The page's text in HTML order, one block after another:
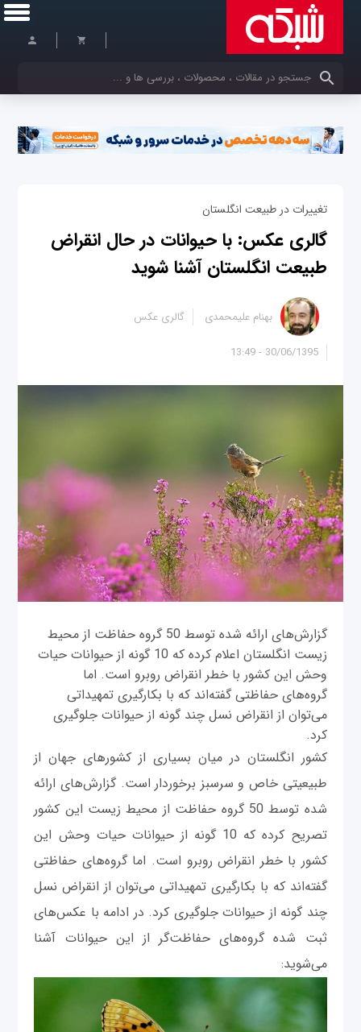
کلمات کلیدی خود را وارد کنید
تغییرات در طبیعت انگلستان
گالری عکس: با حیوانات در حال انقراض
طبیعت انگلستان آشنا شوید
30/06/1395 - 13:49
بهنام علیمحمدی گالری عکس
گزارش‌های ارائه شده توسط 50 گروه حفاظت از محیط
زیست انگلستان اعلام کرده که 10 گونه از حیوانات حیات
وحش این کشور با خطر انقراض روبرو است. اما
گروه‌های حفاظتی گفته‌اند که با بکارگیری تمهیداتی
می‌توان از انقراض نسل چند گونه از حیوانات جلوگیری
کرد.
کشور انگلستان در میان بسیاری از کشورهای جهان از
طبیعیتی خاص و سرسبز برخوردار است. گزارش‌های ارائه
شده توسط 50 گروه حفاظت از محیط زیست این کشور
تصریح کرده که 10 گونه از حیوانات حیات وحش این
کشور با خطر انقراض روبرو است. اما گروه‌های حفاظتی
گفته‌اند که با بکارگیری تمهیداتی می‌توان از انقراض نسل
چند گونه از حیوانات جلوگیری کرد. در ادامه با عکس‌های
ثبت شده گروه‌‌های حفاظت‌گر از این حیوانات آشنا
می‌شوید: